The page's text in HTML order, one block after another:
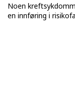
Noen
en innføring i